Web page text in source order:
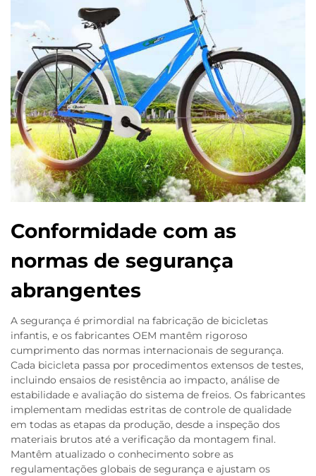
Conformidade com as
normas de segurança
abrangentes
A segurança é primordial na fabricação de bicicletas
infantis, e os fabricantes OEM mantêm rigoroso
cumprimento das normas internacionais de segurança.
Cada bicicleta passa por procedimentos extensos de testes,
incluindo ensaios de resistência ao impacto, análise de
estabilidade e avaliação do sistema de freios. Os fabricantes
implementam medidas estritas de controle de qualidade
em todas as etapas da produção, desde a inspeção dos
materiais brutos até a verificação da montagem final.
Mantêm atualizado o conhecimento sobre as
regulamentações globais de segurança e ajustam os